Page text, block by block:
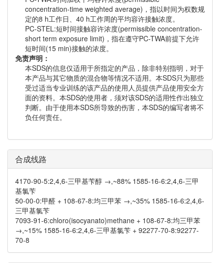
concentration-time weighted average)，指以时间为权数规
定的8 h工作日、40 h工作周的平均容许接触浓度。
PC-STEL:短时间接触容许浓度(permissible concentration-
short term exposure limit)，指在遵守PC-TWA前提下允许
短时间(15 min)接触的浓度。
免责声明：
本SDS的信息仅适用于所指定的产品，除非特别指明，对于
本产品与其它物质的混合物等情况不适用。本SDS只为那些
受过适当专业训练的该产品的使用人员提供产品使用安全方
面的资料。本SDS的使用者，须对该SDS的适用性作出独立
判断。由于使用本SDS所导致的伤害，本SDS的编写者将不
负任何责任。
合成线路
4170-90-5:2,4,6-三甲基苄醇 →,~88% 1585-16-6:2,4,6-三甲
基氯苄
50-00-0:甲醛 + 108-67-8:均三甲苯 →,~35% 1585-16-6:2,4,6-
三甲基氯苄
7093-91-6:chloro(isocyanato)methane + 108-67-8:均三甲苯
→,~15% 1585-16-6:2,4,6-三甲基氯苄 + 92277-70-8:92277-
70-8